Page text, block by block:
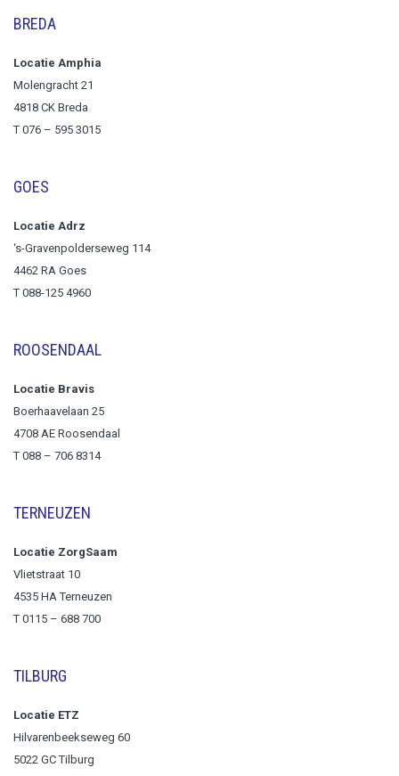
BREDA
Locatie Amphia
Molengracht 21
4818 CK Breda
T 076 – 595 3015
GOES
Locatie Adrz
‘s-Gravenpolderseweg 114
4462 RA Goes
T 088-125 4960
ROOSENDAAL
Locatie Bravis
Boerhaavelaan 25
4708 AE Roosendaal
T 088 – 706 8314
TERNEUZEN
Locatie ZorgSaam
Vlietstraat 10
4535 HA Terneuzen
T 0115 – 688 700
TILBURG
Locatie ETZ
Hilvarenbeekseweg 60
5022 GC Tilburg